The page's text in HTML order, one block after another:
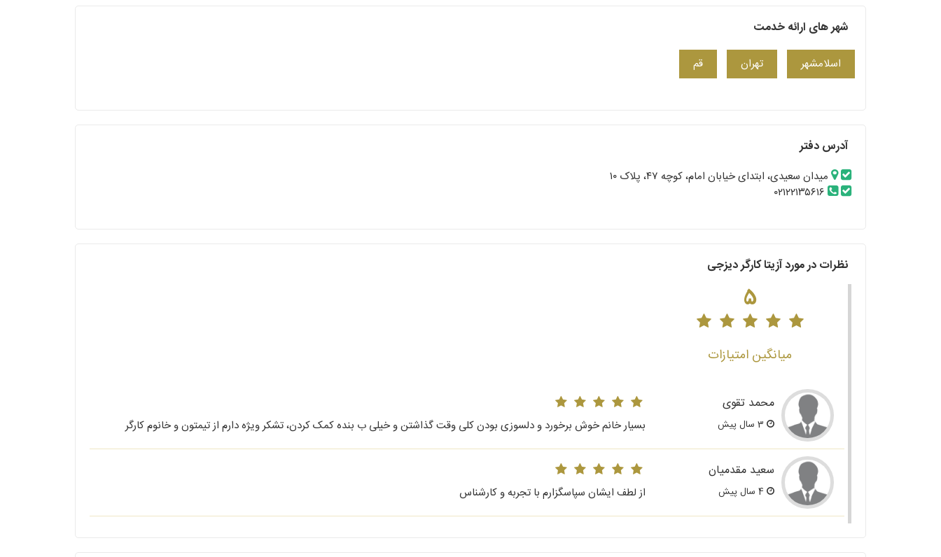
شهر های ارائه خدمت
اسلامشهر تهران قم
آدرس دفتر
میدان سعیدی، ابتدای خیابان امام، کوچه ۴۷، پلاک ۱۰
۰۲۱۲۲۱۳۵۶۱۶
نظرات در مورد آزیتا کارگر دیزجی
5
میانگین امتیازات
محمد تقوی
بسیار خانم خوش برخورد و دلسوزی بودن کلی وقت گذاشتن و خیلی ب بنده کمک کردن، تشکر ویژه دارم از تیمتون و خانوم کارگر
سعید مقدمیان
از لطف ایشان سپاسگزارم با تجربه و کارشناس